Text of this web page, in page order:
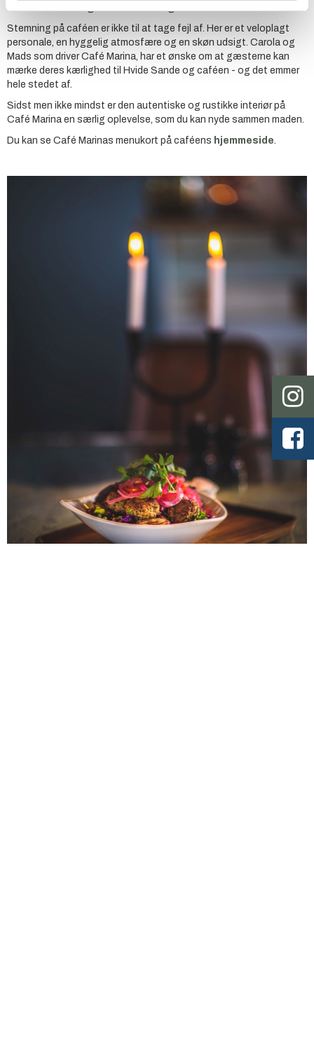
Caféen serverer også et stort udvalg af lækre retter uden fisk.
Stemning på caféen er ikke til at tage fejl af. Her er et veloplagt
personale, en hyggelig atmosfære og en skøn udsigt. Carola og
Mads som driver Café Marina, har et ønske om at gæsterne kan
mærke deres kærlighed til Hvide Sande og caféen - og det emmer
hele stedet af.
Sidst men ikke mindst er den autentiske og rustikke interiør på
Café Marina en særlig oplevelse, som du kan nyde sammen maden.
Du kan se Café Marinas menukort på caféens hjemmeside.